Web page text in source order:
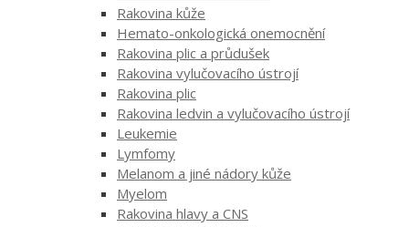
Rakovina kůže
Hemato-onkologická onemocnění
Rakovina plic a průdušek
Rakovina vylučovacího ústrojí
Rakovina plic
Rakovina ledvin a vylučovacího ústrojí
Leukemie
Lymfomy
Melanom a jiné nádory kůže
Myelom
Rakovina hlavy a CNS